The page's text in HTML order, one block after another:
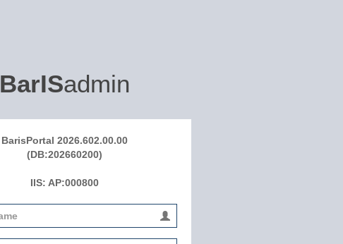
BarISadmin
BarisPortal 2026.602.00.00
(DB:202660200)
IIS: AP:000800